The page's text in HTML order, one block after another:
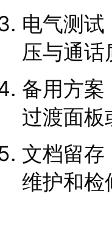
电气测
压与通
备用方案
过渡面板
文档留存
维护和检